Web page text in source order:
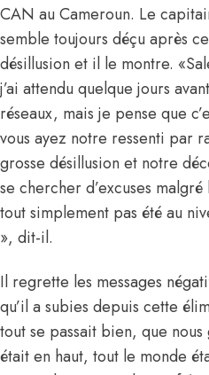
CAN au Cameroun. Le
semble toujours déçu après
désillusion et il le montre.
j’ai attendu quelque jours
réseaux, mais je pense que
vous ayez notre ressenti par
grosse désillusion et notre
se chercher d’excuses
tout simplement pas été au
», dit-il.
Il regrette les messages
qu’il a subies depuis cette
tout se passait bien, que nous
était en haut, tout le monde